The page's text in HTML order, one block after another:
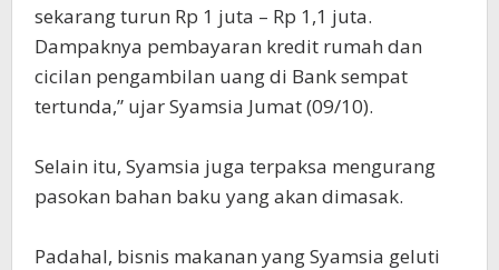
sekarang turun Rp 1 juta – Rp 1,1 juta.
Dampaknya pembayaran kredit rumah dan
cicilan pengambilan uang di Bank sempat
tertunda,” ujar Syamsia Jumat (09/10).
Selain itu, Syamsia juga terpaksa mengurang
pasokan bahan baku yang akan dimasak.
Padahal, bisnis makanan yang Syamsia geluti